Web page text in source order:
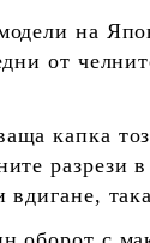
на
от
капка
разрези
вдигане,